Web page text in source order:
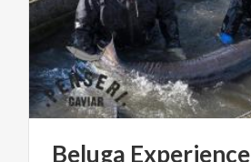
Beluga Experience